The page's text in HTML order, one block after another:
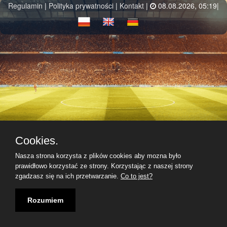
Regulamin | Polityka prywatności | Kontakt | 08.08.2026, 05:19|
Cookies.
Nasza strona korzysta z plików cookies aby mozna było
prawidłowo korzystać ze strony. Korzystając z naszej strony
zgadzasz się na ich przetwarzanie. Co to jest?
Rozumiem